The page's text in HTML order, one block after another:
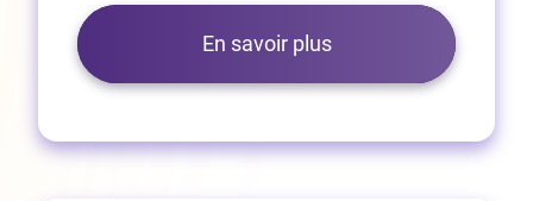
En savoir plus